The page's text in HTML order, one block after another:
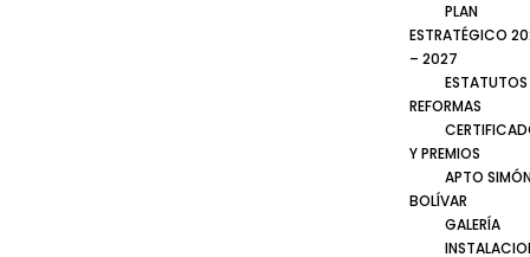
PLAN
ESTRATÉGICO
– 2027
ESTATUTOS
REFORMAS
Y PREMIOS
APTO
BOLÍVAR
GALERÍA